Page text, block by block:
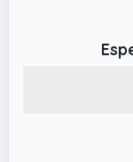
✔️ Potente
de luz y
lúmenes y